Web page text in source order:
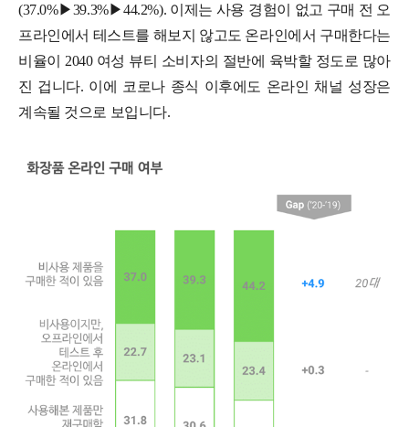
(37.0%▶39.3%▶44.2%). 이제는 사용 경험이 없고 구매 전 오
프라인에서 테스트를 해보지 않고도 온라인에서 구매한다는
비율이 2040 여성 뷰티 소비자의 절반에 육박할 정도로 많아
진 겁니다. 이에 코로나 종식 이후에도 온라인 채널 성장은
계속될 것으로 보입니다.